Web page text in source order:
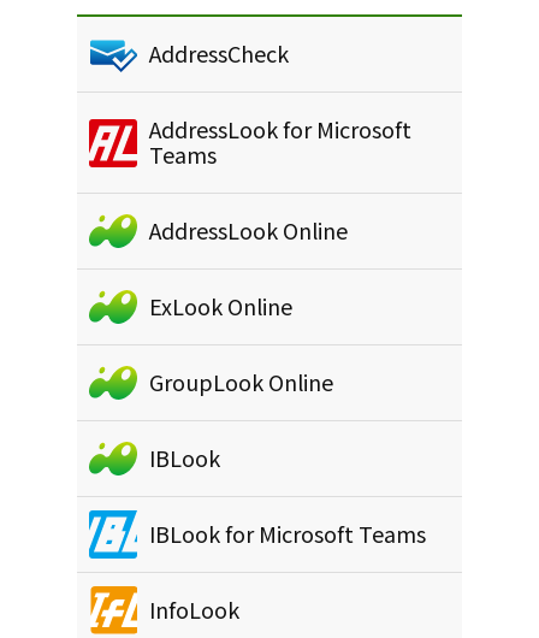
AddressCheck
AddressLook for Microsoft
Teams
AddressLook Online
ExLook Online
GroupLook Online
IBLook
IBLook for Microsoft Teams
InfoLook